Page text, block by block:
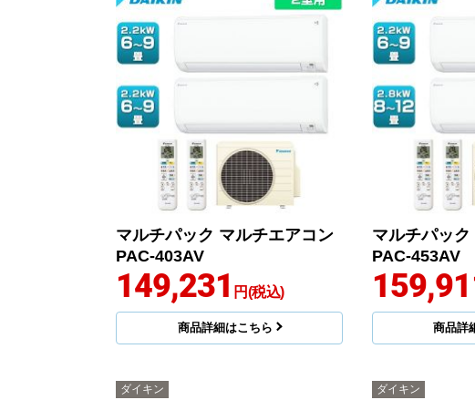
マルチパック マルチエアコン
PAC-403AV
149,231 円(税込)
商品詳細はこちら
マルチパッ
PAC-453AV
商品詳
ダイキン
ダイキン